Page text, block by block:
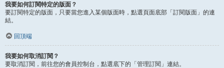
我要如何訂閱特定的版面？
要訂閱特定的版面，只要當您進入某個版面時，點選頁面底部「訂閱版面」的連
結。
回頂端
我要如何取消訂閱？
要取消訂閱，前往您的會員控制台，點選底下的「管理訂閱」連結。